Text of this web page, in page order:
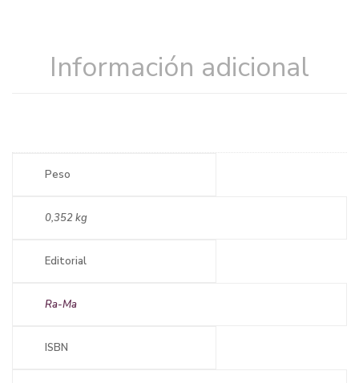
Información adicional
Peso
0,352 kg
Editorial
Ra-Ma
ISBN